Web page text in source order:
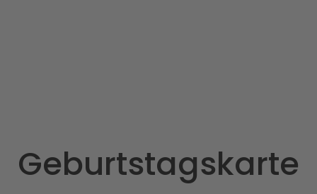
Geburtstagskarte